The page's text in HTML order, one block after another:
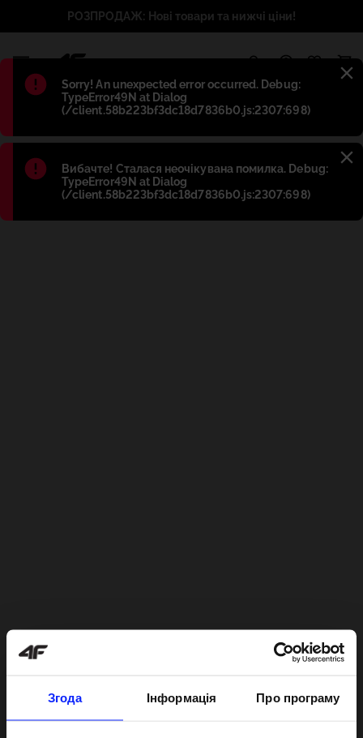
Згода Інформація Про програму
Błąd:
Sorry! An unexpected error occurred. Debug:
TypeError49N at Dialog
(/client.58b223bf3dc18d7836b0.js:2307:698)
Błąd:
Вибачте! Сталася неочікувана помилка. Debug:
TypeError49N at Dialog
(/client.58b223bf3dc18d7836b0.js:2307:698)
РОЗПРОДАЖ: Нові товари та нижчі ціни!